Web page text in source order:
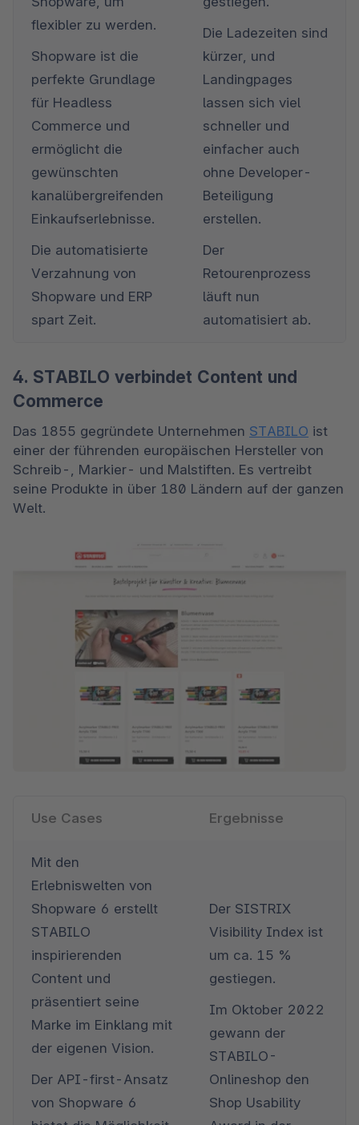
flexibler zu werden.
Shopware ist die
perfekte Grundlage
für Headless
Commerce und
ermöglicht die
gewünschten
kanalübergreifenden
Einkaufserlebnisse.
Die automatisierte
Verzahnung von
Shopware und ERP
spart Zeit.
Die Ladezeiten sind
kürzer, und
Landingpages
lassen sich viel
schneller und
einfacher auch
ohne Developer-
Beteiligung
erstellen.
Der
Retourenprozess
läuft nun
automatisiert ab.
4. STABILO verbindet Content und
Commerce
Das 1855 gegründete Unternehmen STABILO ist
einer der führenden europäischen Hersteller von
Schreib-, Markier- und Malstiften. Es vertreibt
seine Produkte in über 180 Ländern auf der ganzen
Welt.
Use Cases Ergebnisse
Mit den
Erlebniswelten von
Shopware 6 erstellt
STABILO
inspirierenden
Content und
präsentiert seine
Marke im Einklang mit
der eigenen Vision.
Der API-first-Ansatz
von Shopware 6
Der SISTRIX
Visibility Index ist
um ca. 15 %
gestiegen.
Im Oktober 2022
gewann der
STABILO-
Onlineshop den
Shop Usability